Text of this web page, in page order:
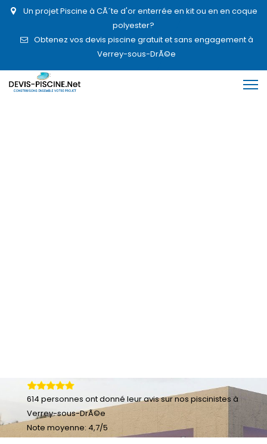
Un projet Piscine à CÃ´te d'or enterrée en kit ou en en coque
polyester?
Obtenez vos devis piscine gratuit et sans engagement à
Verrey-sous-DrÃ©e
614 personnes ont donné leuravis sur nos piscinistes à
Verrey-sous-DrÃ©e
Note moyenne: 4,7/5